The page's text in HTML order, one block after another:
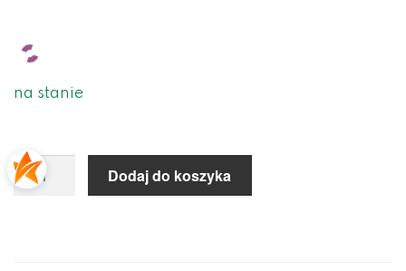
na stanie
Dodaj do koszyka